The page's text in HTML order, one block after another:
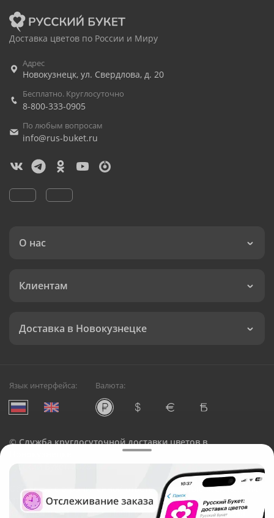
Доставка цветов по России и Миру
Адрес
Новокузнецк, ул. Свердлова, д. 20
Бесплатно. Круглосуточно
8-800-333-0905
По любым вопросам
info@rus-buket.ru
О нас
Клиентам
Доставка в Новокузнецке
Язык интерфейса: Валюта:
©Служба круглосуточной доставки цветов в
Русский Букет, 2026
Общество с ограниченной ответственностью «Технология»
ОГРН: 1195476081745, ИНН: 5410081997
Юридический адрес: г. Новосибирск, ул. Ипподромская,